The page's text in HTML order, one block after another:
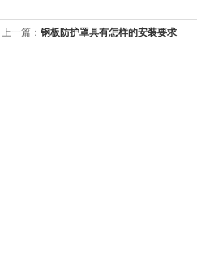
上一篇： 钢板防护罩具有怎样的安装要求